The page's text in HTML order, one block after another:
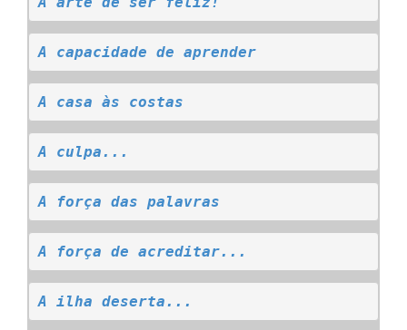
A capacidade de aprender
A casa às costas
A culpa...
A força das palavras
A força de acreditar...
A ilha deserta...